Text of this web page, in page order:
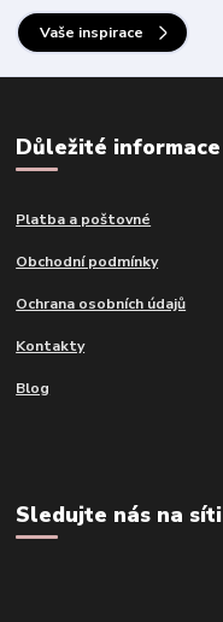
Vaše inspirace
Důležité informace
Platba a poštovné
Obchodní podmínky
Ochrana osobních údajů
Kontakty
Blog
Sledujte nás na síti